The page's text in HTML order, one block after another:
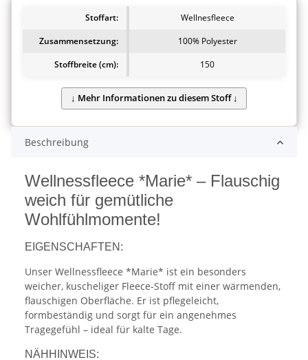
Stoffart:
Wellnesfleece
Zusammensetzung:
100% Polyester
Stoffbreite (cm):
150
Beschreibung
Wellnessfleece *Marie* – Flauschig
weich für gemütliche
Wohlfühlmomente!
EIGENSCHAFTEN:
Unser Wellnessfleece *Marie* ist ein besonders
weicher, kuscheliger Fleece-Stoff mit einer wärmenden,
flauschigen Oberfläche. Er ist pflegeleicht,
formbeständig und sorgt für ein angenehmes
Tragegefühl – ideal für kalte Tage.
NÄHHINWEIS: